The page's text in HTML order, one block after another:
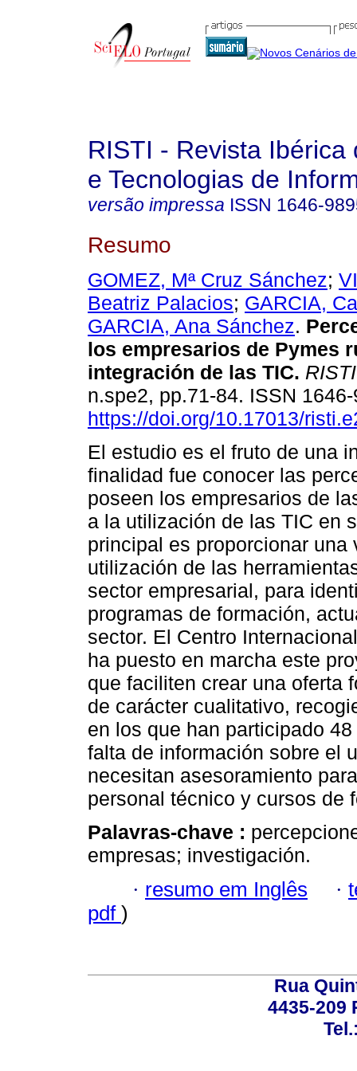
RISTI - Revista Ibérica
e Tecnologias de
versão impressa ISSN 1646-
Resumo
GOMEZ, Mª Cruz Sánchez;
Beatriz Palacios; GARCIA,
GARCIA, Ana Sánchez.
los empresarios de Pymes
integración de las TIC. RISTI
n.spe2, pp.71-84. ISSN
https://doi.org/10.17013/
El estudio es el fruto de una
finalidad fue conocer las
poseen los empresarios de
a la utilización de las TIC en
principal es proporcionar
utilización de las
sector empresarial, para
programas de formación,
sector. El Centro
ha puesto en marcha este
que faciliten crear una oferta
de carácter cualitativo,
en los que han participado
falta de información sobre el
necesitan asesoramiento
personal técnico y cursos de
Palavras-chave :
empresas; investigación.
· resumo em Inglês ·
pdf )
Rua
4435-209